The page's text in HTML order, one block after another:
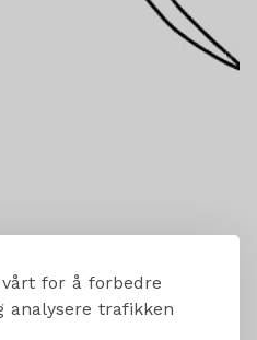
for å forbedre
analysere trafikken